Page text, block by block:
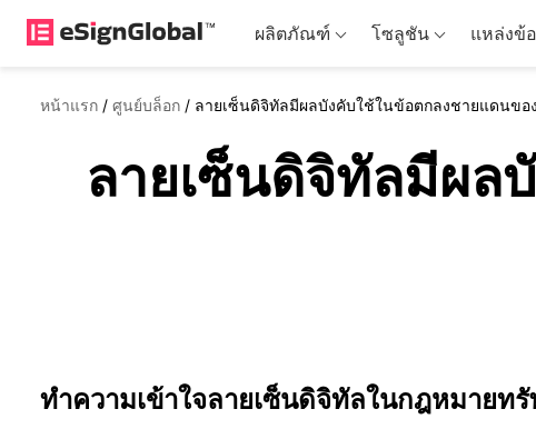
ผลิตภัณฑ์ โซลูชัน แหล่งข้
หน้าแรก / ศูนย์บล็อก / ลายเซ็นดิจิทัลมีผลบังคับใช้ในข้อตกลงชายแดนขอ
ลายเซ็นดิจิทัลมีผล
ทำความเข้าใจลายเซ็นดิจิทัลในกฎหมายท